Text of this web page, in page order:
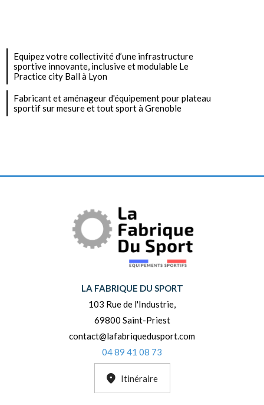
Equipez votre collectivité d’une infrastructure
sportive innovante, inclusive et modulable Le
Practice city Ball à Lyon
Fabricant et aménageur d'équipement pour plateau
sportif sur mesure et tout sport à Grenoble
LA FABRIQUE DU SPORT
103 Rue de l'Industrie,
69800 Saint-Priest
contact@lafabriquedusport.com
04 89 41 08 73
Itinéraire